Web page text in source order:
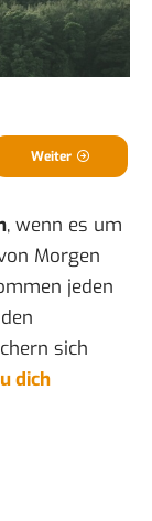
Weiter
, wenn es um
Morgen
jeden
sich
dich